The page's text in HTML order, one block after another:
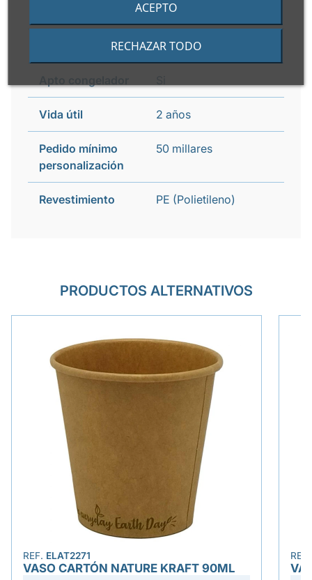
RECHAZAR TODO
ACEPTO
No
No
Vida útil 2 años
Pedido mínimo
personalización
50 millares
Revestimiento PE (Polietileno)
PRODUCTOS ALTERNATIVOS
REF. ELAT2271
VASO CARTÓN NATURE KRAFT 90ML